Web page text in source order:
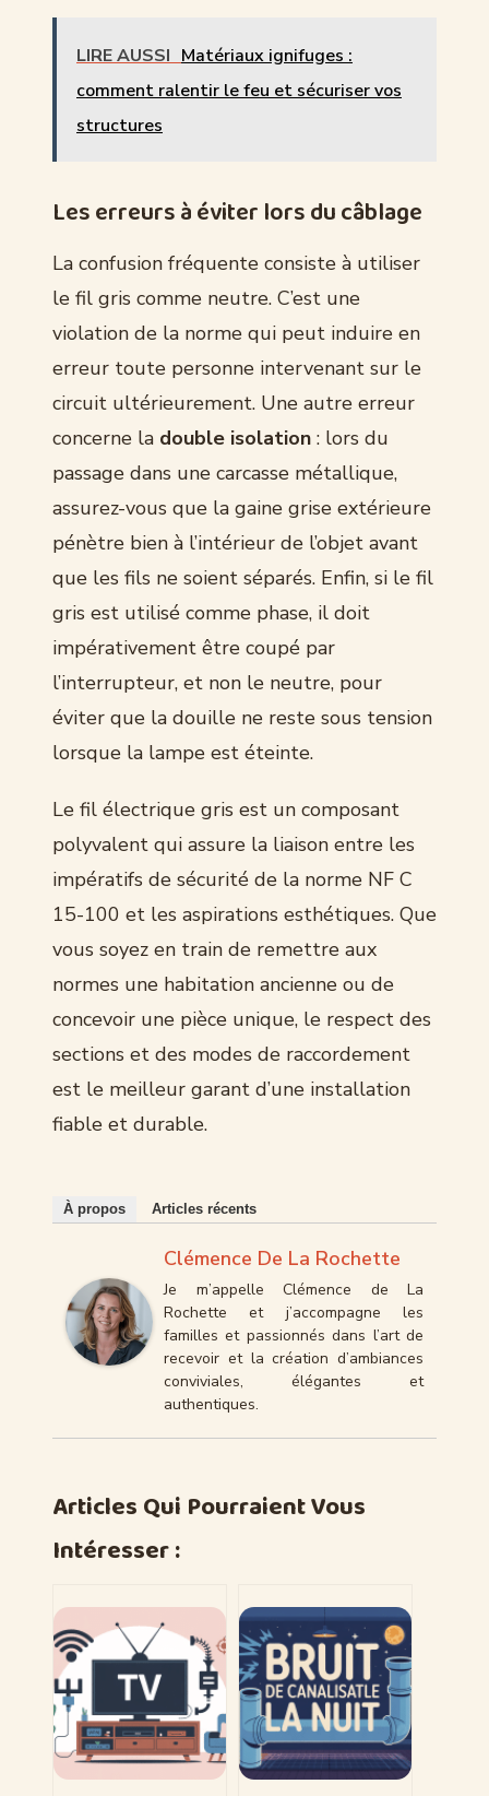
LIRE AUSSI Matériaux ignifuges :
comment ralentir le feu et sécuriser vos
structures
Les erreurs à éviter lors du câblage
La confusion fréquente consiste à utiliser
le fil gris comme neutre. C’est une
violation de la norme qui peut induire en
erreur toute personne intervenant sur le
circuit ultérieurement. Une autre erreur
concerne la double isolation : lors du
passage dans une carcasse métallique,
assurez-vous que la gaine grise extérieure
pénètre bien à l’intérieur de l’objet avant
que les fils ne soient séparés. Enfin, si le fil
gris est utilisé comme phase, il doit
impérativement être coupé par
l’interrupteur, et non le neutre, pour
éviter que la douille ne reste sous tension
lorsque la lampe est éteinte.
Le fil électrique gris est un composant
polyvalent qui assure la liaison entre les
impératifs de sécurité de la norme NF C
15-100 et les aspirations esthétiques. Que
vous soyez en train de remettre aux
normes une habitation ancienne ou de
concevoir une pièce unique, le respect des
sections et des modes de raccordement
est le meilleur garant d’une installation
fiable et durable.
À propos Articles récents
Clémence De La Rochette
Je m’appelle Clémence de La
Rochette et j’accompagne les
familles et passionnés dans l’art de
recevoir et la création d’ambiances
conviviales, élégantes et
authentiques.
Articles Qui Pourraient Vous
Intéresser :